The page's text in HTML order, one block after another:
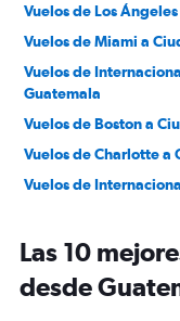
Vuelos de Los
Vuelos de Miami a
Vuelos de
Guatemala
Vuelos de Boston a
Vuelos de Charlotte a
Vuelos de
Las 10
desde